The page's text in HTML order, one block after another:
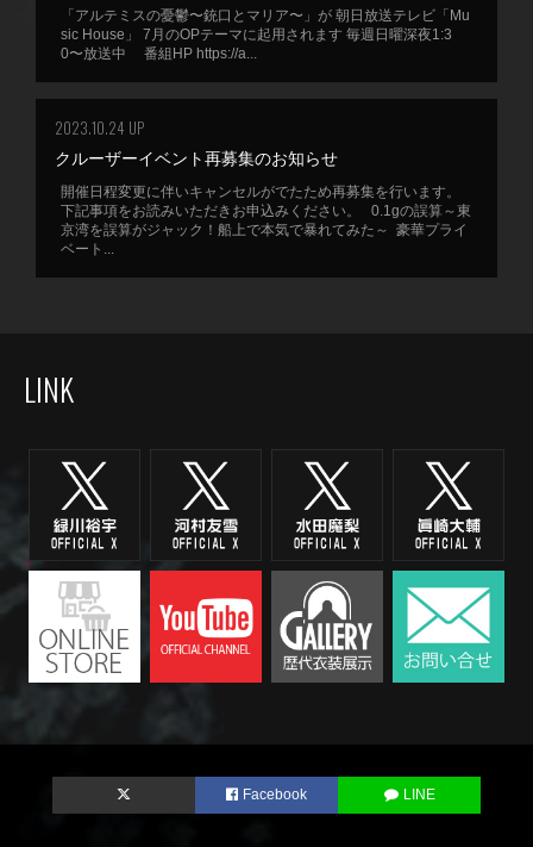
「アルテミスの憂鬱〜銃口とマリア〜」が 朝日放送テレビ「Mu
sic House」 7月のOPテーマに起用されます 毎週日曜深夜1:3
0〜放送中 番組HP https://a...
2023.10.24 UP
クルーザーイベント再募集のお知らせ
開催日程変更に伴いキャンセルがでたため再募集を行います。
下記事項をお読みいただきお申込みください。 0.1gの誤算～東
京湾を誤算がジャック！船上で本気で暴れてみた～ 豪華プライ
ベート...
LINK
Facebook LINE